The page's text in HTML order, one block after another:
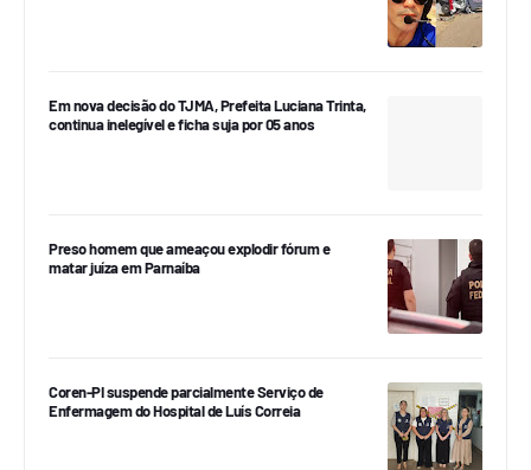
Em nova decisão do TJMA, Prefeita Luciana Trinta,
continua inelegível e ficha suja por 05 anos
Preso homem que ameaçou explodir fórum e
matar juíza em Parnaíba
Coren-PI suspende parcialmente Serviço de
Enfermagem do Hospital de Luís Correia